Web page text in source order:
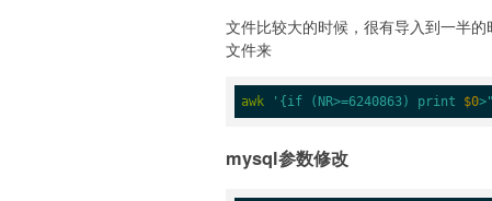
文件比较大的时候，很有导入到一半
文件来
awk '{if (NR>=6240863) print $0
mysql参数修改